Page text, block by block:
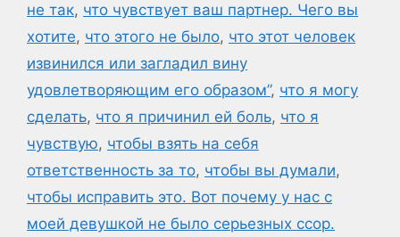
не так, что чувствует ваш партнер. Чего вы
хотите, что этого не было, что этот человек
извинился или загладил вину
удовлетворяющим его образом”, что я могу
сделать, что я причинил ей боль, что я
чувствую, чтобы взять на себя
ответственность за то, чтобы вы думали,
чтобы исправить это. Вот почему у нас с
моей девушкой не было серьезных ссор.